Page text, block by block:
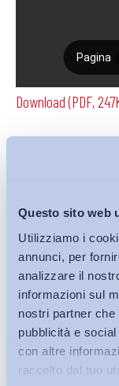
Questo sito web
Utilizziamo i
annunci, per
analizzare il
informazioni sul
nostri partner
pubblicità e
con altre
raccolto dal tuo
Download (PDF,
Iscriviti